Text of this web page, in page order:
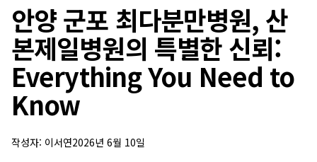
안양 군포 최다분만병원, 산
본제일병원의 특별한 신뢰:
Everything You Need to
Know
작성자: 이서연2026년 6월 10일